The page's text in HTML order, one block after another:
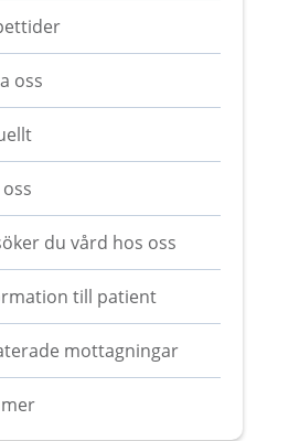
oss
du vård hos oss
till patient
mottagningar